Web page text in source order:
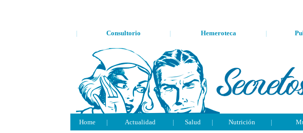
| Consultorio | Hemeroteca |
Home | Actualidad | Salud | Nutrición |